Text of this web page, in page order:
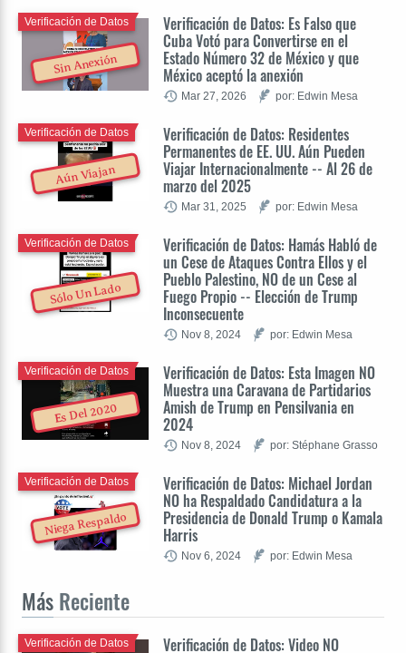
Sin Anexión
Verificación de Datos: Es Falso que
Cuba Votó para Convertirse en el
Estado Número 32 de México y que
México aceptó la anexión
Verificación de Datos
Mar 27, 2026 por: Edwin Mesa
Aún Viajan
Verificación de Datos: Residentes
Permanentes de EE. UU. Aún Pueden
Viajar Internacionalmente -- Al 26 de
marzo del 2025
Verificación de Datos
Mar 31, 2025 por: Edwin Mesa
Sólo Un Lado
Verificación de Datos: Hamás Habló de
un Cese de Ataques Contra Ellos y el
Pueblo Palestino, NO de un Cese al
Fuego Propio -- Elección de Trump
Inconsecuente
Verificación de Datos
Nov 8, 2024 por: Edwin Mesa
Es Del 2020
Verificación de Datos: Esta Imagen NO
Muestra una Caravana de Partidarios
Amish de Trump en Pensilvania en
2024
Verificación de Datos
Nov 8, 2024 por: Stéphane Grasso
Niega Respaldo
Verificación de Datos: Michael Jordan
NO ha Respaldado Candidatura a la
Presidencia de Donald Trump o Kamala
Harris
Verificación de Datos
Nov 6, 2024 por: Edwin Mesa
Más Reciente
Verificación de Datos: Video NO
Verificación de Datos